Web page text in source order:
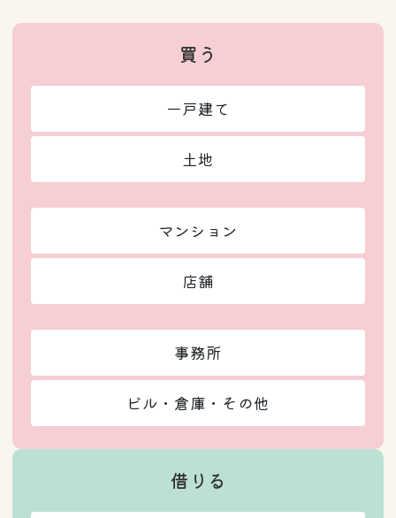
買う
一戸建て
土地
マンション
店舗
事務所
ビル・倉庫・その他
借りる